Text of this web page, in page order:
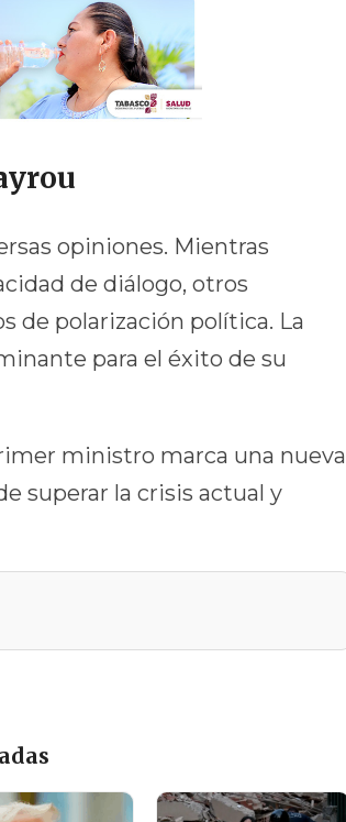
opiniones. Mientras
de diálogo, otros
de polarización política. La
para el éxito de su
ministro marca una nueva
superar la crisis actual y